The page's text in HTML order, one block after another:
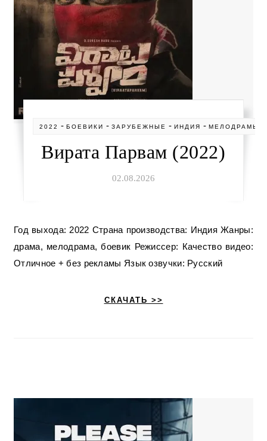
2022 -БОЕВИКИ -ЗАРУБЕЖНЫЕ -ИНДИЯ -МЕЛОДРАМЫ
Вирата Парвам (2022)
02.08.2026
Год выхода: 2022 Страна производства: Индия Жанры:
драма, мелодрама, боевик Режиссер: Качество видео:
Отличное + без рекламы Язык озвучки: Русский
СКАЧАТЬ >>